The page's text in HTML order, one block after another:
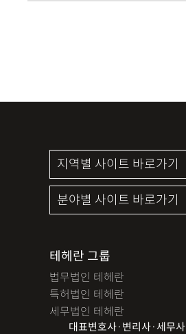
테헤란 그룹
법무법인 테헤란
특허법인 테헤란
세무법인 테헤란
대표변호사·변리사·세무사